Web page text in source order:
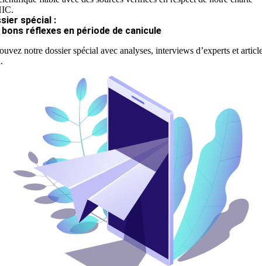
spécial :
bons réflexes en période de canicule
notre dossier spécial avec analyses, interviews d’experts et